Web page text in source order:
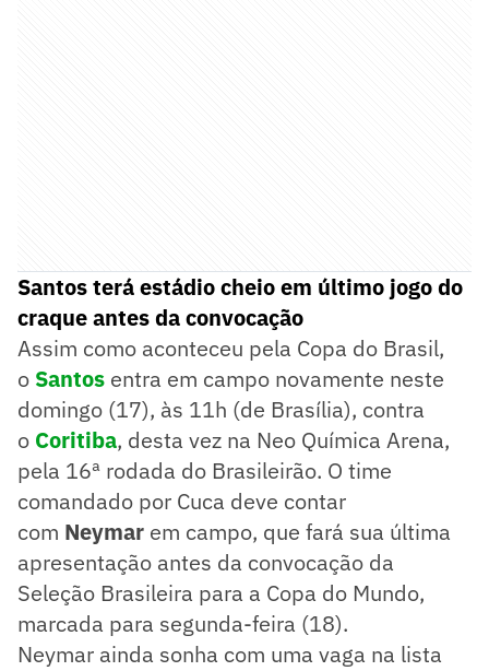
Santos terá estádio cheio em último jogo do
craque antes da convocação
Assim como aconteceu pela Copa do Brasil,
o Santos entra em campo novamente neste
domingo (17), às 11h (de Brasília), contra
o Coritiba, desta vez na Neo Química Arena,
pela 16ª rodada do Brasileirão. O time
comandado por Cuca deve contar
com Neymar em campo, que fará sua última
apresentação antes da convocação da
Seleção Brasileira para a Copa do Mundo,
marcada para segunda-feira (18).
Neymar ainda sonha com uma vaga na lista